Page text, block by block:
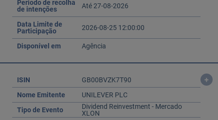
Periodo de recolha
de intenções
Até 27-08-2026
Data Limite de
Participação
2026-08-25 12:00:00
Disponível em Agência
ISIN GB00BVZK7T90 +
Nome Emitente
UNILEVER PLC
Tipo de Evento
Dividend Reinvestment - Mercado
XLON